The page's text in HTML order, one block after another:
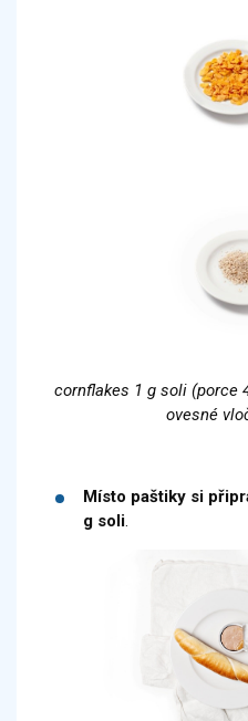
cornflakes 1 g
ovesné
Místo paštiky si
g soli.